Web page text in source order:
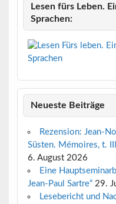
Lesen fürs Leben.
Sprachen:
Neueste Beiträge
Rezension: Jean-
Süsten. Mémoires, t.
6. August 2026
Eine
Jean-Paul Sartre“ 29.
Lesebericht und